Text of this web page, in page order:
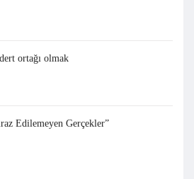
ortağı olmak
Edilemeyen Gerçekler”